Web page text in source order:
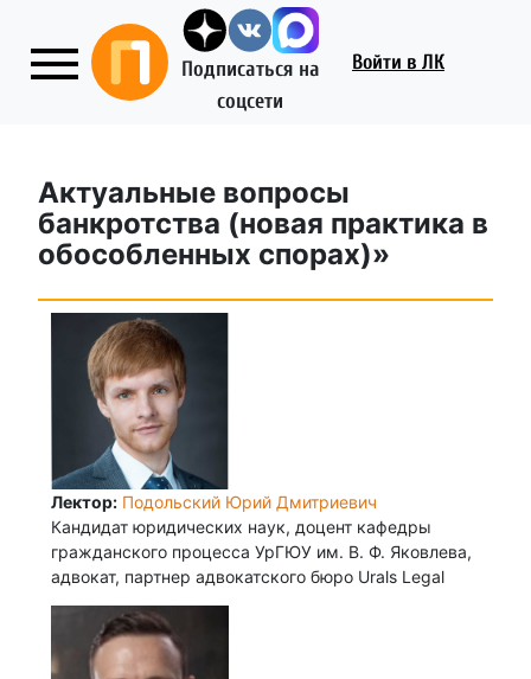
Подписаться на
соцсети
Войти в ЛК
Актуальные вопросы
банкротства (новая практика в
обособленных спорах)»
Лектор: Подольский Юрий Дмитриевич
Кандидат юридических наук, доцент кафедры
гражданского процесса УрГЮУ им. В. Ф. Яковлева,
адвокат, партнер адвокатского бюро Urals Legal